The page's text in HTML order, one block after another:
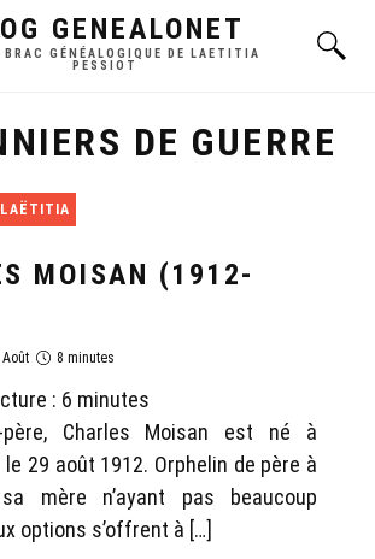
GENEALONET
BRAC GÉNÉALOGIQUE DE LAETITIA
PESSIOT
DE GUERRE
MOISAN (1912-
Août 8 minutes
: 6 minutes
père, Charles Moisan est né à
29 août 1912. Orphelin de père à
mère n’ayant pas beaucoup
options s’offrent à […]